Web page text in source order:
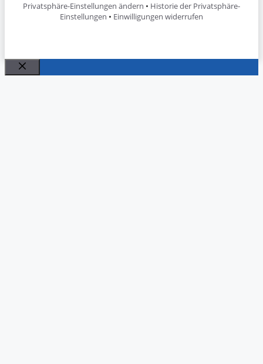
Privatsphäre-Einstellungen ändern • Historie der Privatsphäre-
Einstellungen • Einwilligungen widerrufen
Schließen